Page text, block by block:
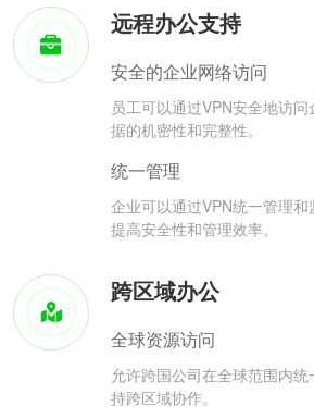
远程办公支持
安全的企业网络访问
员工可以通过VPN安全地访
据的机密性和完整性。
统一管理
企业可以通过VPN统一管理和
提高安全性和管理效率。
跨区域办公
全球资源访问
允许跨国公司在全球范围内
持跨区域协作。